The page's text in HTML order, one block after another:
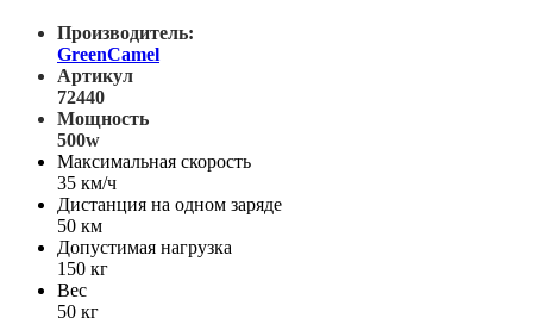
Производитель:
GreenCamel
Артикул
72440
Мощность
500w
Максимальная скорость
35 км/ч
Дистанция на одном заряде
50 км
Допустимая нагрузка
150 кг
Вес
50 кг